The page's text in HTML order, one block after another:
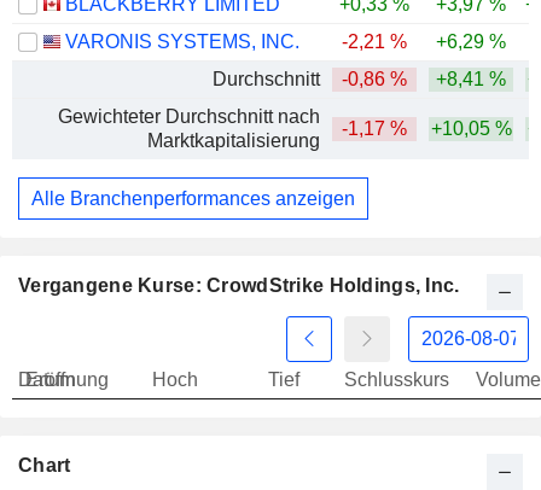
BLACKBERRY LIMITED
+0,33 % +3,97 %
VARONIS SYSTEMS, INC.
-2,21 % +6,29 %
Durchschnitt
-0,86 % +8,41 %
Gewichteter Durchschnitt nach
Marktkapitalisierung
-1,17 % +10,05 %
Alle Branchenperformances anzeigen
Vergangene Kurse: CrowdStrike Holdings, Inc.
Datum
Eröffnung Hoch Tief Schlusskurs
Chart